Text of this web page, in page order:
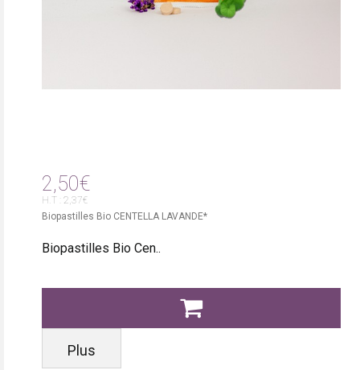
2,50€
H.T : 2,37€
Biopastilles Bio CENTELLA LAVANDE*
Biopastilles Bio Cen..
Plus